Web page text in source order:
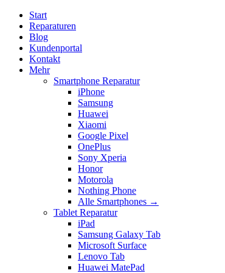
Start
Reparaturen
Blog
Kundenportal
Kontakt
Mehr
Smartphone Reparatur
iPhone
Samsung
Huawei
Xiaomi
Google Pixel
OnePlus
Sony Xperia
Honor
Motorola
Nothing Phone
Alle Smartphones →
Tablet Reparatur
iPad
Samsung Galaxy Tab
Microsoft Surface
Lenovo Tab
Huawei MatePad